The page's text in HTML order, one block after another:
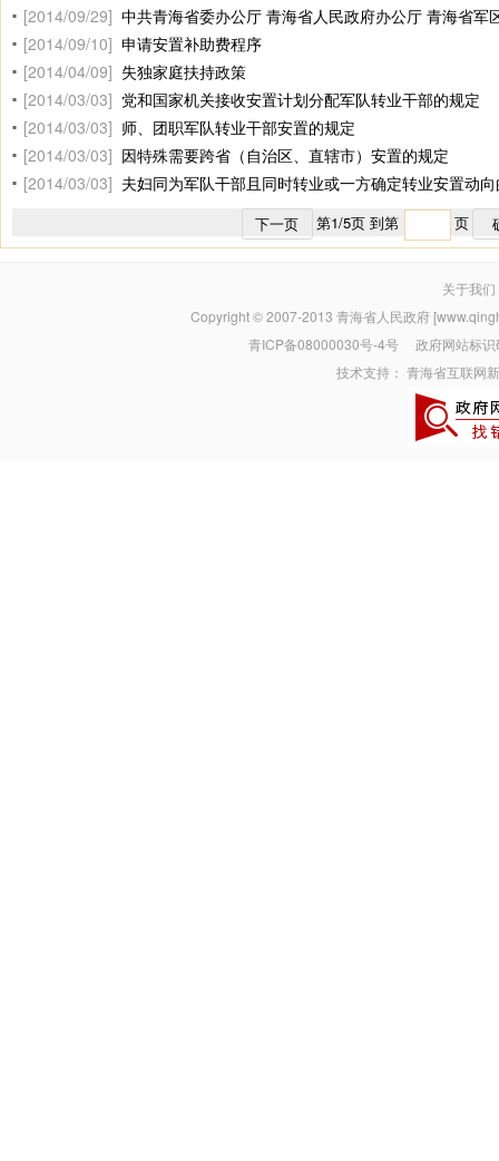
[2014/09/29] 中共青海省委办公厅 青海省人民政府办公厅 青海省军区政治
[2014/09/10] 申请安置补助费程序
[2014/04/09] 失独家庭扶持政策
[2014/03/03] 党和国家机关接收安置计划分配军队转业干部的规定
[2014/03/03] 师、团职军队转业干部安置的规定
[2014/03/03] 因特殊需要跨省（自治区、直辖市）安置的规定
[2014/03/03] 夫妇同为军队干部且同时转业或一方确定转业安置动
下一页 第1/5页 到第 页
关于我们
Copyright © 2007-2013 青海省人民政府
青ICP备08000030号-4号 政府网站标
技术支持：青海省互联网